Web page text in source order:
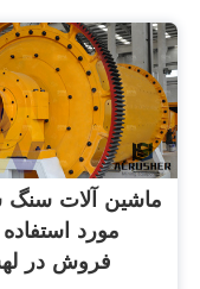
ماشین آلات
مورد
فروش در